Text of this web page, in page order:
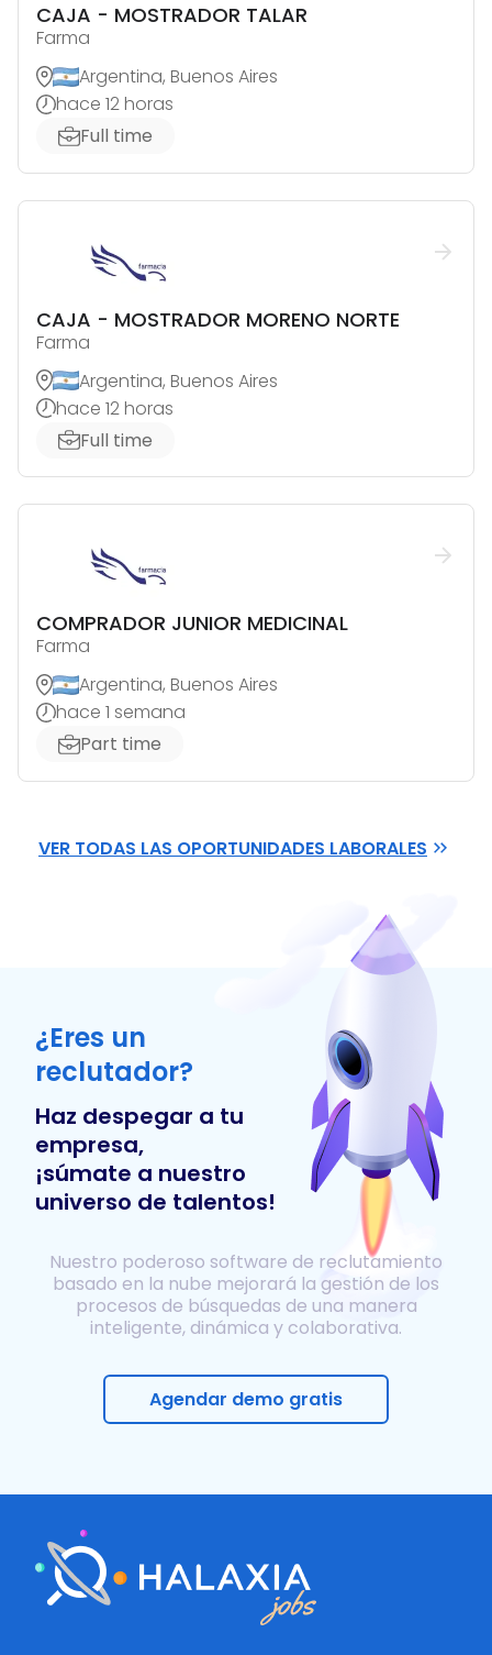
CAJA - MOSTRADOR TALAR
Farma
Argentina, Buenos Aires
hace 12 horas
Full time
CAJA - MOSTRADOR MORENO NORTE
Farma
Argentina, Buenos Aires
hace 12 horas
Full time
COMPRADOR JUNIOR MEDICINAL
Farma
Argentina, Buenos Aires
hace 1 semana
Part time
VER TODAS LAS OPORTUNIDADES LABORALES
¿Eres un
reclutador?
Haz despegar a tu
empresa,
¡súmate a nuestro
universo de talentos!
Nuestro poderoso software de reclutamiento
basado en la nube mejorará la gestión de los
procesos de búsquedas de una manera
inteligente, dinámica y colaborativa.
Agendar demo gratis